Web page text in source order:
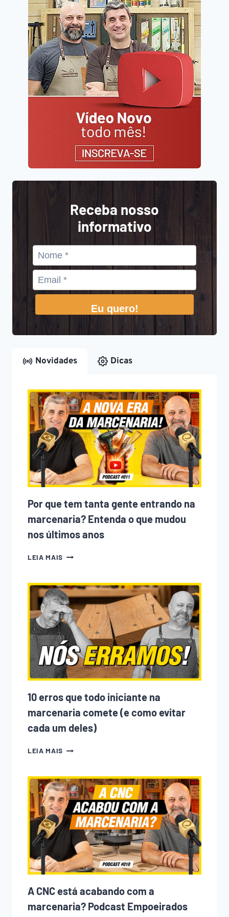
Receba nosso
informativo
Eu quero!
Novidades Dicas
Por que tem tanta gente entrando na
marcenaria? Entenda o que mudou
nos últimos anos
LEIA MAIS POR
TANTA
GENTE
ENTRANDO
NA
MARCENARIA?
ENTENDA
O
QUE
MUDOU
NOS
ÚLTIMOS
10 erros que todo iniciante na
marcenaria comete (e como evitar
cada um deles)
LEIA MAIS 10
TODO
INICIANTE
NA
MARCENARIA
COMETE
(E
COMO
EVITAR
CADA
UM
DELES)
A CNC está acabando com a
marcenaria? Podcast Empoeirados